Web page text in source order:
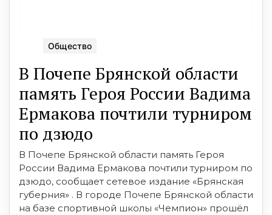
Общество
В Почепе Брянской области
память Героя России Вадима
Ермакова почтили турниром
по дзюдо
В Почепе Брянской области память Героя
России Вадима Ермакова почтили турниром по
дзюдо, сообщает сетевое издание «Брянская
губерния» . В городе Почепе Брянской области
на базе спортивной школы «Чемпион» прошёл